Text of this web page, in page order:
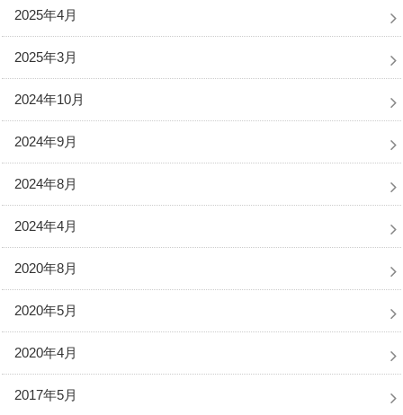
2025年4月
2025年3月
2024年10月
2024年9月
2024年8月
2024年4月
2020年8月
2020年5月
2020年4月
2017年5月